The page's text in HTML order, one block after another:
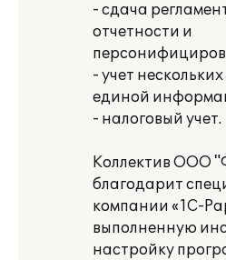
- сдача
отчетности и
- учет
единой
- налоговый учет.
Коллектив ООО
благодарит
компании «1С-
выполненную
настройку